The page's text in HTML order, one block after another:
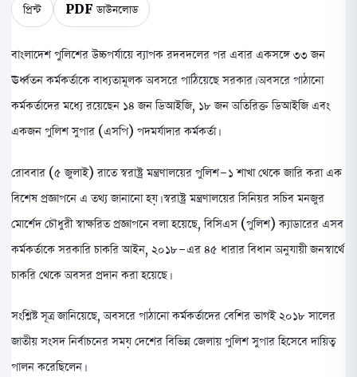
প্রিন্ট PDF ডাউনলোড
বাংলাদেশ পুলিশের উচ্চপর্যায়ে ব্যাপক রদবদলের পর এবার একসঙ্গে ৩৩ জন
ঊর্ধ্বতন কর্মকর্তাকে বাধ্যতামূলক অবসরে পাঠিয়েছে সরকার। অবসরে পাঠানো
কর্মকর্তাদের মধ্যে রয়েছেন ১৪ জন ডিআইজি, ১৮ জন অতিরিক্ত ডিআইজি এবং
একজন পুলিশ সুপার (এসপি) পদমর্যাদার কর্মকর্তা।
রোববার (৫ জুলাই) রাতে স্বরাষ্ট্র মন্ত্রণালয়ের পুলিশ-১ শাখা থেকে জারি করা এক
বিশেষ প্রজ্ঞাপনে এ তথ্য জানানো হয়। স্বরাষ্ট্র মন্ত্রণালয়ের সিনিয়র সচিব মনজুর
মোর্শেদ চৌধুরী স্বাক্ষরিত প্রজ্ঞাপনে বলা হয়েছে, বিসিএস (পুলিশ) ক্যাডারের এসব
কর্মকর্তাকে সরকারি চাকরি আইন, ২০১৮-এর ৪৫ ধারার বিধান অনুযায়ী জনস্বার্থে
চাকরি থেকে অবসর প্রদান করা হয়েছে।
সংশ্লিষ্ট সূত্র জানিয়েছে, অবসরে পাঠানো কর্মকর্তাদের বেশির ভাগই ২০১৮ সালের
জাতীয় সংসদ নির্বাচনের সময় দেশের বিভিন্ন জেলায় পুলিশ সুপার হিসেবে দায়িত্ব
পালন করেছিলেন।